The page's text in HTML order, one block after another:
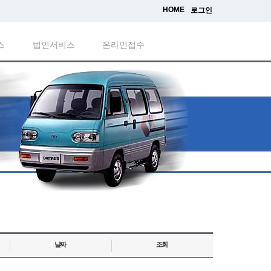
HOME 로그인
법인서비스 온라인접수
날짜 조회